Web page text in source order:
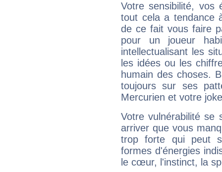
Votre sensibilité,
tout cela a tendance
de ce fait vous faire
pour un joueur
intellectualisant les
les idées ou les
humain des choses.
toujours sur ses
Mercurien et votre
Votre vulnérabilité se
arriver que vous
trop forte qui peut
formes d'énergies
le cœur, l'instinct, la